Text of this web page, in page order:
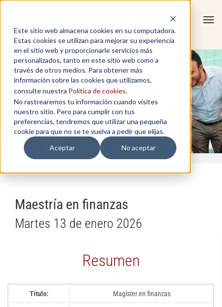
Este sitio web almacena cookies en su computadora.
Estas cookies se utilizan para mejorar su experiencia
en el sitio web y proporcionarle servicios más
personalizados, tanto en este sitio web como a
través de otros medios. Para obtener más
información sobre las cookies que utilizamos,
consulte nuestra Política de cookies.
No rastrearemos tu información cuando visites
nuestro sitio. Pero para cumplir con tus
preferencias, tendremos que utilizar una pequeña
cookie para que no se te vuelva a pedir que elijas.
Aceptar
No aceptar
Maestría en finanzas
Martes 13 de enero 2026
Resumen
Título: Magíster en finanzas